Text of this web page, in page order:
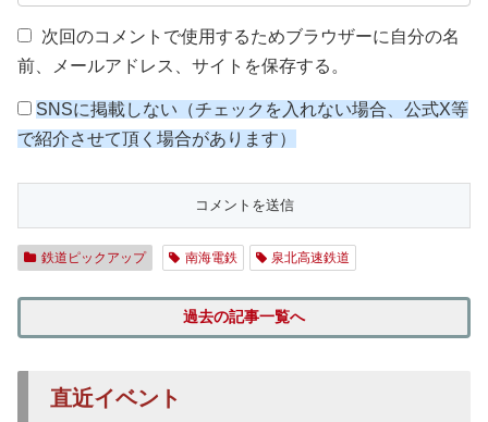
次回のコメントで使用するためブラウザーに自分の名
前、メールアドレス、サイトを保存する。
SNSに掲載しない（チェックを入れない場合、公式X等
で紹介させて頂く場合があります）
鉄道ピックアップ 南海電鉄 泉北高速鉄道
過去の記事一覧へ
直近イベント